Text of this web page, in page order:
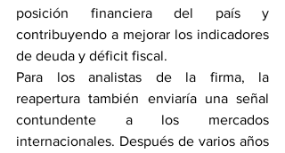
posición financiera del país y
contribuyendo a mejorar los indicadores
de deuda y déficit fiscal.
Para los analistas de la firma, la
reapertura también enviaría una señal
contundente a los mercados
internacionales. Después de varios años